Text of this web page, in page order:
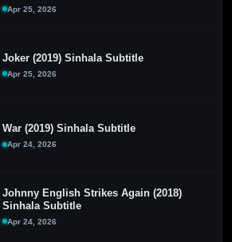
Apr 25, 2026
Joker (2019) Sinhala Subtitle
Apr 25, 2026
War (2019) Sinhala Subtitle
Apr 24, 2026
Johnny English Strikes Again (2018)
Sinhala Subtitle
Apr 24, 2026